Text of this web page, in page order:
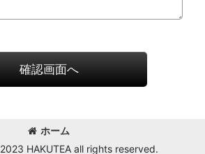
確認画面へ
ホーム
HAKUTEA all rights reserved.